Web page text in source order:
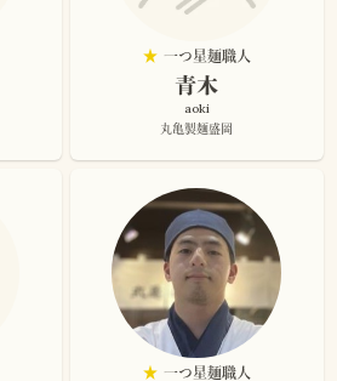
★ 一つ星麺職人
青木
aoki
丸亀製麺盛岡
★ 一つ星麺職人